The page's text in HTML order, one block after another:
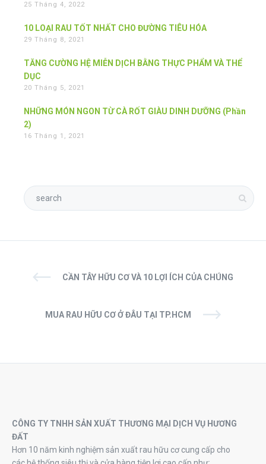
25 Tháng 4, 2022
10 LOẠI RAU TỐT NHẤT CHO ĐƯỜNG TIÊU HÓA
29 Tháng 8, 2021
TĂNG CƯỜNG HỆ MIỄN DỊCH BẰNG THỰC PHẨM VÀ THỂ
DỤC
20 Tháng 5, 2021
NHỮNG MÓN NGON TỪ CÀ RỐT GIÀU DINH DƯỠNG (Phần
2)
16 Tháng 1, 2021
CẦN TÂY HỮU CƠ VÀ 10 LỢI ÍCH CỦA CHÚNG
MUA RAU HỮU CƠ Ở ĐÂU TẠI TP.HCM
CÔNG TY TNHH SẢN XUẤT THƯƠNG MẠI DỊCH VỤ HƯƠNG
ĐẤT
Hơn 10 năm kinh nghiệm sản xuất rau hữu cơ cung cấp cho